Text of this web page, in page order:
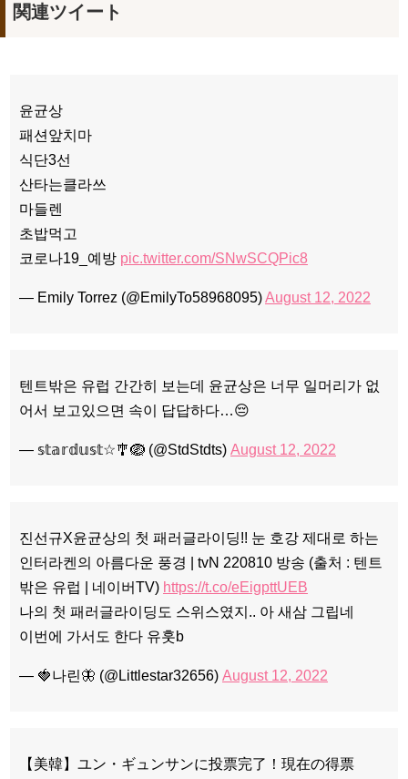
関連ツイート
윤균상
패션앞치마
식단3선
산타는클라쓰
마들렌
초밥먹고
코로나19_예방 pic.twitter.com/SNwSCQPic8
— Emily Torrez (@EmilyTo58968095)August 12, 2022
텐트밖은 유럽 간간히 보는데 윤균상은 너무 일머리가 없
어서 보고있으면 속이 답답하다…😔
— 𝕤𝕥𝕒𝕣𝕕𝕦𝕤𝕥☆🎐🪺 (@StdStdts) August 12, 2022
진선규X윤균상의 첫 패러글라이딩!! 눈 호강 제대로 하는
인터라켄의 아름다운 풍경 | tvN 220810 방송 (출처 : 텐트
밖은 유럽 | 네이버TV) https://t.co/eEigpttUEB
나의 첫 패러글라이딩도 스위스였지.. 아 새삼 그립네
이번에 가서도 한다 유훗b
— 🍓나린🦋 (@Littlestar32656) August 12, 2022
【美韓】ユン・ギュンサンに投票完了！現在の得票